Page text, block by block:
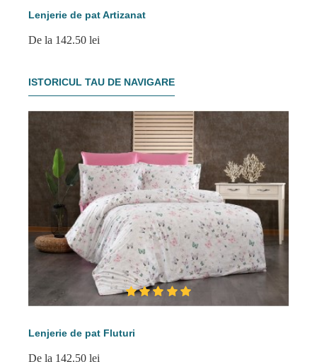
Lenjerie de pat Artizanat
De la 142.50 lei
ISTORICUL TAU DE NAVIGARE
Lenjerie de pat Fluturi
De la 142.50 lei